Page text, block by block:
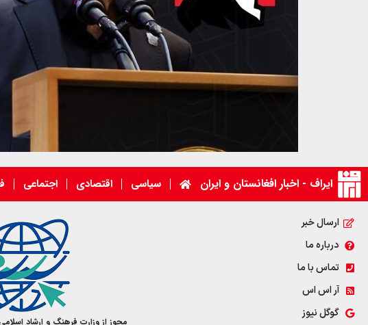
ایراف - اخبار افغانستان و ایران سیاسی اقتصادی اجتماعی
ارسال خبر
درباره ما
تماس با ما
آر اس اس
گوگل نیوز
مجوز از وزارت فرهنگ و ارشاد